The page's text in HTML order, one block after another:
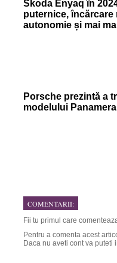
Škoda Enyaq în
puternice, încărcare
autonomie și mai
Porsche prezintă a
modelului Panamera
COMENTARII:
Fii tu primul care
Pentru a comenta acest
Daca nu aveti cont va puteti